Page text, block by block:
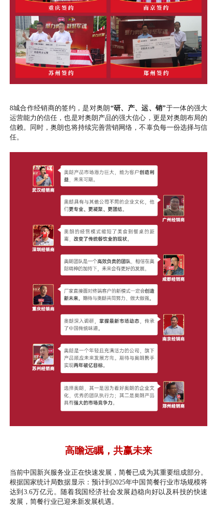
8城合作经销商的签约，是对奥朗 “研、产、运、销”于一体的强大
运营能力的信任，也是对奥朗产品的强大信心，更是对奥朗布局的
信赖。同时，奥朗也将持续完善营销网络，不辜负每一份选择与信
任。
高瞻远瞩，共赢未来
当前中国新兴服务业正在快速发展，简餐已成为其重要组成部分。
根据国家统计局数据显示：预计到2025年中国简餐行业市场规模将
达到3.6万亿元。随着我国经济社会发展趋稳向好以及科技的快速
发展，简餐行业已迎来新发展机遇。